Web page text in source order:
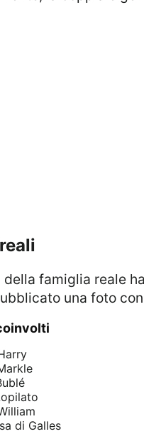
una foto
di Galles